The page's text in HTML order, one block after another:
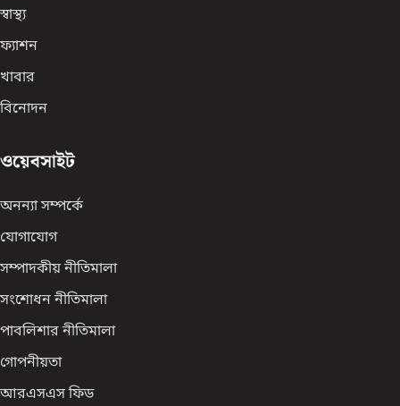
স্বাস্থ্য
ফ্যাশন
খাবার
বিনোদন
ওয়েবসাইট
অনন্যা সম্পর্কে
যোগাযোগ
সম্পাদকীয় নীতিমালা
সংশোধন নীতিমালা
পাবলিশার নীতিমালা
গোপনীয়তা
আরএসএস ফিড